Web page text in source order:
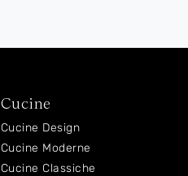
Cucine
Cucine Design
Cucine Moderne
Cucine Classiche